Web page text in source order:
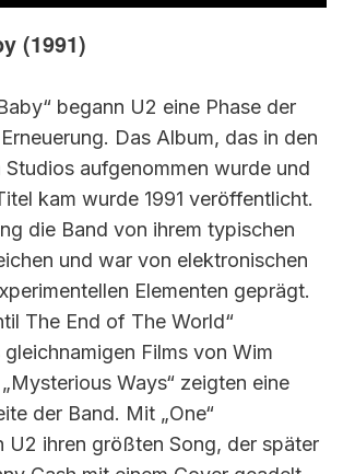
(1991)
begann U2 eine Phase der
Das Album, das in den
Studios aufgenommen wurde und
kam wurde 1991 veröffentlicht.
die Band von ihrem typischen
und war von elektronischen
Elementen geprägt.
The End of The World“
Films von Wim
Ways“ zeigten eine
der Band. Mit „One“
U2 ihren größten Song, der später